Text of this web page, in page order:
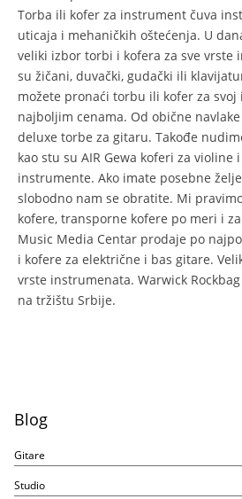
Torba ili kofer za instrument čuva
uticaja i mehaničkih oštećenja. U
veliki izbor torbi i kofera za sve vrste
su žičani, duvački, gudački ili
možete pronaći torbu ili kofer za
najboljim cenama. Od obične
deluxe torbe za gitaru. Takođe
kao stu su AIR Gewa koferi za violine
instrumente. Ako imate posebne
slobodno nam se obratite. Mi
kofere, transporne kofere po meri i
Music Media Centar prodaje po
i kofere za električne i bas gitare.
vrste instrumenata. Warwick
na tržištu Srbije.
Blog
Gitare
Studio